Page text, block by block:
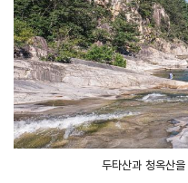
두타산과 청옥산